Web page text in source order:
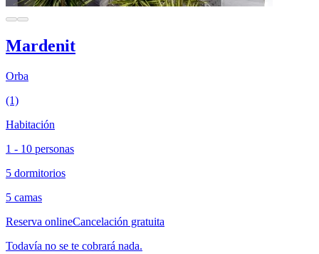
Mardenit
Orba
(1)
Habitación
1 - 10 personas
5 dormitorios
5 camas
Reserva onlineCancelación gratuita
Todavía no se te cobrará nada.